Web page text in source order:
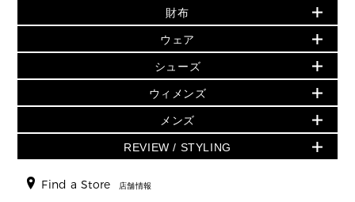
小物
シューズ・靴
ウェア
アクセサリー
時計
▶ メンズ
バッグ
追加アイテム
▶ ウィメンズすべて(ウェア・シューズ除く)
バッグ
財布・小物
ウェア
シューズ
時計・ジュエリー
アクセサリー
▶ すべて
▶ ウィメンズすべて
財布・小物
アクセサリー
フレグランス
シューズ
▶ メンズすべて
人気の定番アイテム
日本限定 - バッグ
▶ ウィメンズすべて
トートバッグ
ショルダーバッグ
クロスボディ・斜め掛け
トラベル
財布
日本限定 - 財布・小物
▶ ウィメンズすべて
GREENWICH
折り財布(二つ折り・三つ折り)
長財布
ウェア
▶ ウィメンズすべて
トップス
スカート・パンツ
ジャケット・アウター
▶ メンズすべて
シューズ
▶ ウィメンズすべて
サンダル
スニーカー
▶ メンズすべて
ウィメンズ
人気の定番アイテム
▶ ウィメンズすべて
メンズ
▶ メンズすべて
REVIEW / STYLING
Find a Store 店舗情報